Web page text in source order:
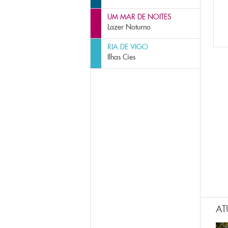
UM MAR DE NOITES
Lazer Noturno
RIA DE VIGO
Ilhas Cíes